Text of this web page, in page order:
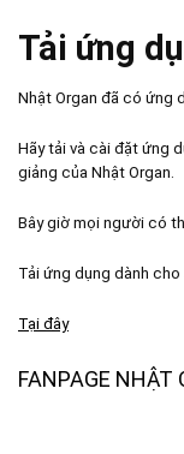
Tải ứng
Nhật Organ đã có ứng
Hãy tải và cài đặt ứng
giảng của Nhật Organ.
Bây giờ mọi người có
Tải ứng dụng dành cho
Tại đây
FANPAGE NHẬT